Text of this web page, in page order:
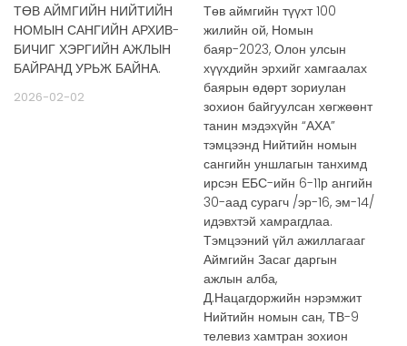
ТӨВ АЙМГИЙН НИЙТИЙН
НОМЫН САНГИЙН АРХИВ-
БИЧИГ ХЭРГИЙН АЖЛЫН
БАЙРАНД УРЬЖ БАЙНА.
2026-02-02
Төв аймгийн түүхт 100
жилийн ой, Номын
баяр-2023, Олон улсын
хүүхдийн эрхийг хамгаалах
баярын өдөрт зориулан
зохион байгуулсан хөгжөөнт
танин мэдэхүйн “АХА”
тэмцээнд Нийтийн номын
сангийн уншлагын танхимд
ирсэн ЕБС-ийн 6-11р ангийн
30-аад сурагч /эр-16, эм-14/
идэвхтэй хамрагдлаа.
Тэмцээний үйл ажиллагааг
Аймгийн Засаг даргын
ажлын алба,
Д.Нацагдоржийн нэрэмжит
Нийтийн номын сан, ТВ-9
телевиз хамтран зохион